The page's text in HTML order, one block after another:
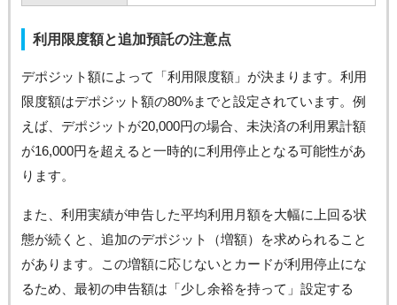
利用限度額と追加預託の注意点
デポジット額によって「利用限度額」が決まります。利用
限度額はデポジット額の80%までと設定されています。例
えば、デポジットが20,000円の場合、未決済の利用累計額
が16,000円を超えると一時的に利用停止となる可能性があ
ります。
また、利用実績が申告した平均利用月額を大幅に上回る状
態が続くと、追加のデポジット（増額）を求められること
があります。この増額に応じないとカードが利用停止にな
るため、最初の申告額は「少し余裕を持って」設定する